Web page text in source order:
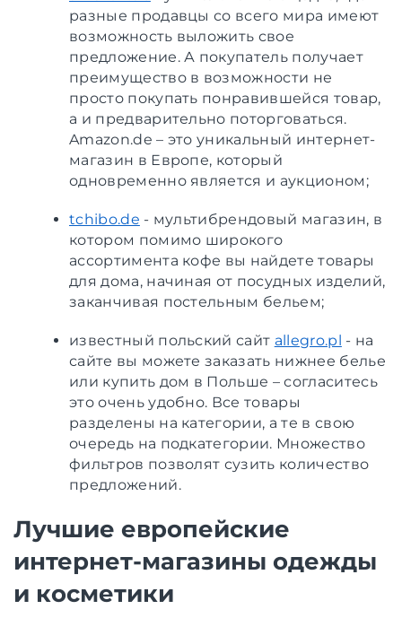
разные продавцы со всего мира имеют
возможность выложить свое
предложение. А покупатель получает
преимущество в возможности не
просто покупать понравившейся товар,
а и предварительно поторговаться.
Amazon.de – это уникальный интернет-
магазин в Европе, который
одновременно является и аукционом;
tchibo.de - мультибрендовый магазин, в
котором помимо широкого
ассортимента кофе вы найдете товары
для дома, начиная от посудных изделий,
заканчивая постельным бельем;
известный польский сайт allegro.pl - на
сайте вы можете заказать нижнее белье
или купить дом в Польше – согласитесь
это очень удобно. Все товары
разделены на категории, а те в свою
очередь на подкатегории. Множество
фильтров позволят сузить количество
предложений.
Лучшие европейские
интернет-магазины одежды
и косметики